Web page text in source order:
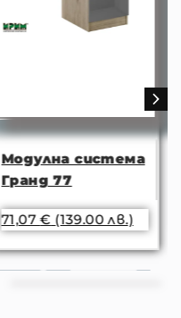
Модулна система
Гранд 77
71,07€ (139.00 лв.)